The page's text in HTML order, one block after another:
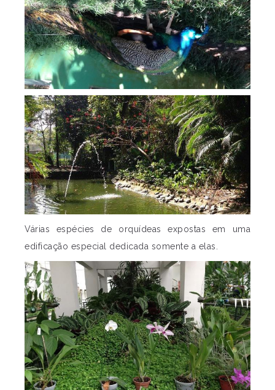
Várias espécies de orquídeas expostas em uma
edificação especial dedicada somente a elas.